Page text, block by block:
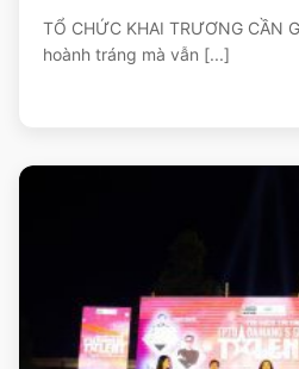
TỔ CHỨC KHAI TRƯƠNG CẦN
hoành tráng mà vẫn [...]